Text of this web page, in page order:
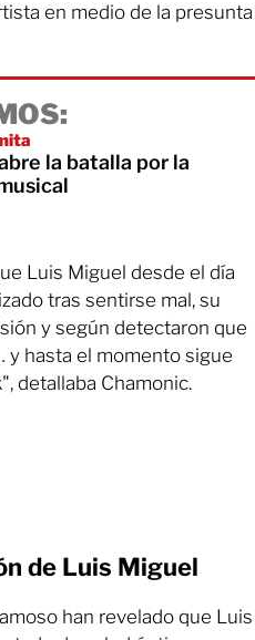
en medio de la presunta
la batalla por la
Luis Miguel desde el día
tras sentirse mal, su
y según detectaron que
y hasta el momento sigue
detallaba Chamonic.
de Luis Miguel
han revelado que Luis